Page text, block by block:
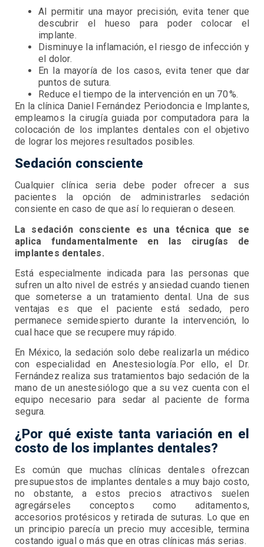
Al permitir una mayor precisión, evita tener que
descubrir el hueso para poder colocar el
implante.
Disminuye la inflamación, el riesgo de infección y
el dolor.
En la mayoría de los casos, evita tener que dar
puntos de sutura.
Reduce el tiempo de la intervención en un 70 %.
En la clínica Daniel Fernández Periodoncia e Implantes,
empleamos la cirugía guiada por computadora para la
colocación de los implantes dentales con el objetivo
de lograr los mejores resultados posibles.
Sedación consciente
Cualquier clínica seria debe poder ofrecer a sus
pacientes la opción de administrarles sedación
consiente en caso de que así lo requieran o deseen.
La sedación consciente es una técnica que se
aplica fundamentalmente en las cirugías de
implantes dentales.
Está especialmente indicada para las personas que
sufren un alto nivel de estrés y ansiedad cuando tienen
que someterse a un tratamiento dental. Una de sus
ventajas es que el paciente está sedado, pero
permanece semidespierto durante la intervención, lo
cual hace que se recupere muy rápido.
En México, la sedación solo debe realizarla un médico
con especialidad en Anestesiología. Por ello, el Dr.
Fernández realiza sus tratamientos bajo sedación de la
mano de un anestesiólogo que a su vez cuenta con el
equipo necesario para sedar al paciente de forma
segura.
¿Por qué existe tanta variación en el
costo de los implantes dentales?
Es común que muchas clínicas dentales ofrezcan
presupuestos de implantes dentales a muy bajo costo,
no obstante, a estos precios atractivos suelen
agregárseles conceptos como aditamentos,
accesorios protésicos y retirada de suturas. Lo que en
un principio parecía un precio muy accesible, termina
costando igual o más que en otras clínicas más serias.